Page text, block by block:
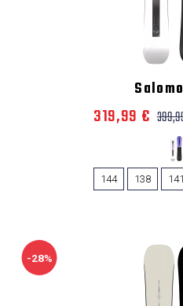
319,99 €
144 138 141
-28%